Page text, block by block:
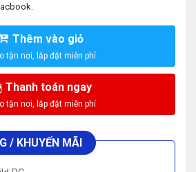
Thêm vào giỏ
Thanh toán ngay
/ KHUYẾN MÃI